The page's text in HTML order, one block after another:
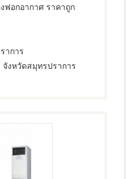
ฟอกอากาศ ราคาถูก
าการ
จังหวัดสมุทรปราการ